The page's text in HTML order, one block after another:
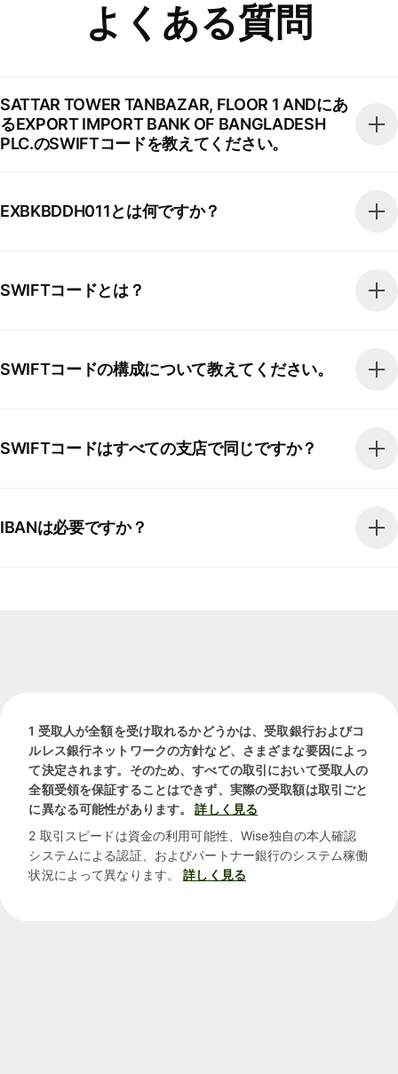
よくある質問
SATTAR TOWER TANBAZAR, FLOOR 1 ANDにあ
るEXPORT IMPORT BANK OF BANGLADESH
PLC.のSWIFTコードを教えてください。
EXBKBDDH011とは何ですか？
SWIFTコードとは？
SWIFTコードの構成について教えてください。
SWIFTコードはすべての支店で同じですか？
IBANは必要ですか？
1 受取人が全額を受け取れるかどうかは、受取銀行およびコ
ルレス銀行ネットワークの方針など、さまざまな要因によっ
て決定されます。そのため、すべての取引において受取人の
全額受領を保証することはできず、実際の受取額は取引ごと
に異なる可能性があります。
詳しく見る
2 取引スピードは資金の利用可能性、Wise独自の本人確認
システムによる認証、およびパートナー銀行のシステム稼働
状況によって異なります。
詳しく見る